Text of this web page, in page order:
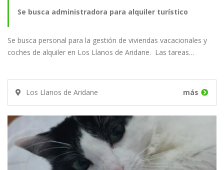
Se busca administradora para alquiler turístico
Se busca personal para la gestión de viviendas vacacionales y
coches de alquiler en Los Llanos de Aridane. Las tareas…
Los Llanos de Aridane más